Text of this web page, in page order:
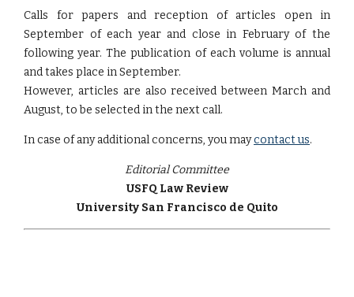
Calls for papers and reception of articles open in
September of each year and close in February of the
following year. The publication of each volume is annual
and takes place in September.
However, articles are also received between March and
August, to be selected in the next call.
In case of any additional concerns, you maycontact us.
Editorial Committee
USFQ Law Review
University San Francisco de Quito